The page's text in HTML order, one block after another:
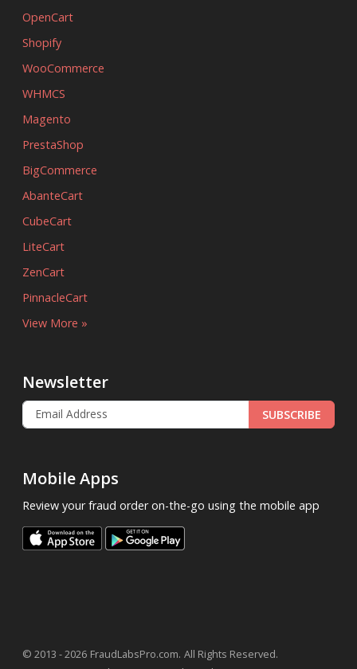
OpenCart
Shopify
WooCommerce
WHMCS
Magento
PrestaShop
BigCommerce
AbanteCart
CubeCart
LiteCart
ZenCart
PinnacleCart
View More »
Newsletter
SUBSCRIBE
Mobile Apps
Review your fraud order on-the-go using the mobile app
© 2013 - 2026 FraudLabsPro.com. All Rights Reserved.